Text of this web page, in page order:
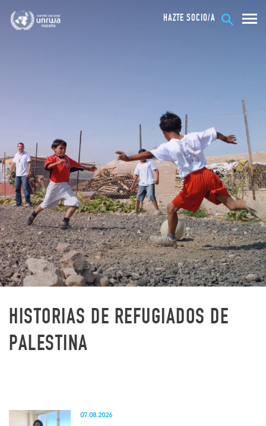
HAZTE SOCIO/A
HISTORIAS DE REFUGIADOS DE
PALESTINA
07.08.2026